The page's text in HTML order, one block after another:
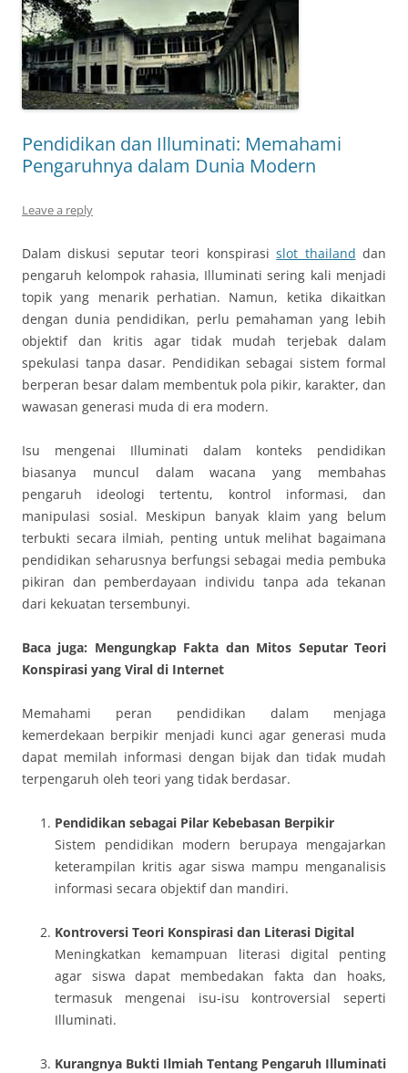
Pendidikan dan Illuminati: Memahami
Pengaruhnya dalam Dunia Modern
Leave a reply
Dalam diskusi seputar teori konspirasislot thailand dan
pengaruh kelompok rahasia, Illuminati sering kali menjadi
topik yang menarik perhatian. Namun, ketika dikaitkan
dengan dunia pendidikan, perlu pemahaman yang lebih
objektif dan kritis agar tidak mudah terjebak dalam
spekulasi tanpa dasar. Pendidikan sebagai sistem formal
berperan besar dalam membentuk pola pikir, karakter, dan
wawasan generasi muda di era modern.
Isu mengenai Illuminati dalam konteks pendidikan
biasanya muncul dalam wacana yang membahas
pengaruh ideologi tertentu, kontrol informasi, dan
manipulasi sosial. Meskipun banyak klaim yang belum
terbukti secara ilmiah, penting untuk melihat bagaimana
pendidikan seharusnya berfungsi sebagai media pembuka
pikiran dan pemberdayaan individu tanpa ada tekanan
dari kekuatan tersembunyi.
Baca juga: Mengungkap Fakta dan Mitos Seputar Teori
Konspirasi yang Viral di Internet
Memahami peran pendidikan dalam menjaga
kemerdekaan berpikir menjadi kunci agar generasi muda
dapat memilah informasi dengan bijak dan tidak mudah
terpengaruh oleh teori yang tidak berdasar.
Pendidikan sebagai Pilar Kebebasan Berpikir
Sistem pendidikan modern berupaya mengajarkan
keterampilan kritis agar siswa mampu menganalisis
informasi secara objektif dan mandiri.
Kontroversi Teori Konspirasi dan Literasi Digital
Meningkatkan kemampuan literasi digital penting
agar siswa dapat membedakan fakta dan hoaks,
termasuk mengenai isu-isu kontroversial seperti
Illuminati.
Kurangnya Bukti Ilmiah Tentang Pengaruh Illuminati